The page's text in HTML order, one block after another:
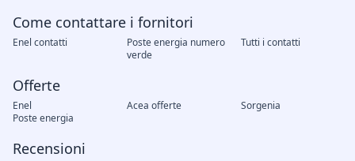
Come contattare i fornitori
Enel contatti
Poste energia numero
verde
Tutti i contatti
Offerte
Enel Acea offerte
Sorgenia
Poste energia
Recensioni